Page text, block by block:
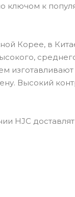
ключом к
Корее, в
Высокий
HJC